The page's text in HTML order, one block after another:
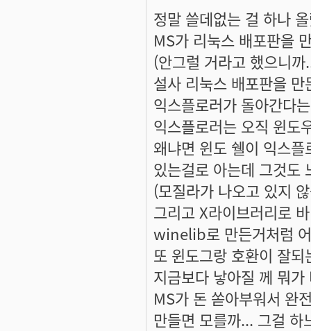
정말 쓸데없는 걸 하나
MS가 리눅스 배포판을
(안그럴 거라고 했으니까
설사 리눅스 배포판을
익스플로러가 돌아간다
익스플로러는 오직 윈도
왜냐면 윈도 쉘이 익스
있는걸로 아는데 그것도
(모질라가 나오고 있지
그리고 X라이브러리로
winelib로 만든거처럼
또 윈도그랑 호환이 잘
지금보다 낳아질 께 뭐
MS가 돈 쏟아부워서 완
만들면 모를까... 그걸